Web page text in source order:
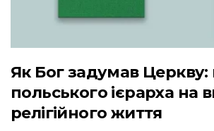
Як Бог задумав Церкву:
польського ієрарха на
релігійного життя